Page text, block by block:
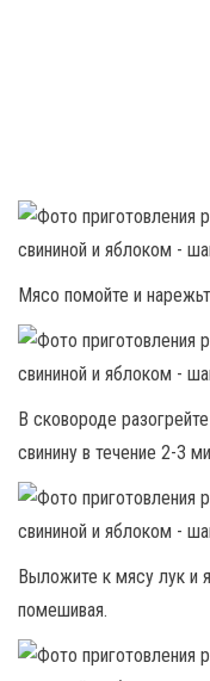
Мясо помойте и
В сковороде
свинину в течение 2-3
Выложите к мясу лук и
помешивая.